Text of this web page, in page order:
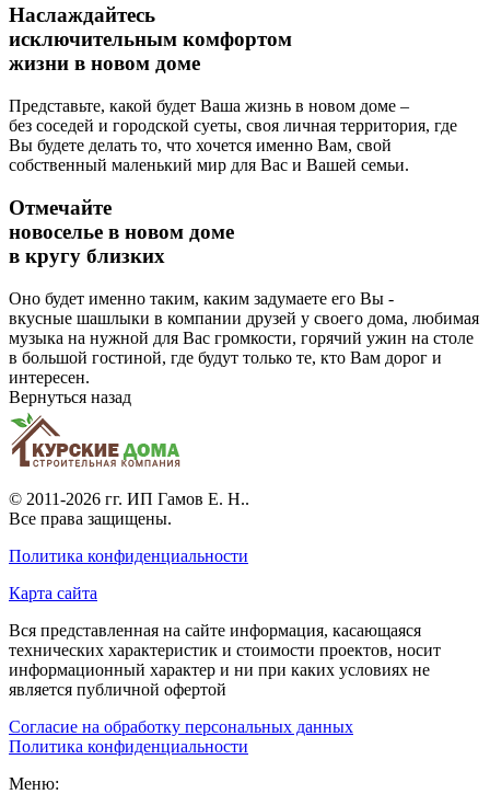
Наслаждайтесь
исключительным комфортом
жизни в новом доме
Представьте, какой будет Ваша жизнь в новом доме –
без соседей и городской суеты, своя личная территория, где
Вы будете делать то, что хочется именно Вам, свой
собственный маленький мир для Вас и Вашей семьи.
Отмечайте
новоселье в новом доме
в кругу близких
Оно будет именно таким, каким задумаете его Вы -
вкусные шашлыки в компании друзей у своего дома, любимая
музыка на нужной для Вас громкости, горячий ужин на столе
в большой гостиной, где будут только те, кто Вам дорог и
интересен.
Вернуться назад
© 2011-2026 гг. ИП Гамов Е. Н..
Все права защищены.
Политика конфиденциальности
Карта сайта
Вся представленная на сайте информация, касающаяся
технических характеристик и стоимости проектов, носит
информационный характер и ни при каких условиях не
является публичной офертой
Согласие на обработку персональных данных
Политика конфиденциальности
Меню: